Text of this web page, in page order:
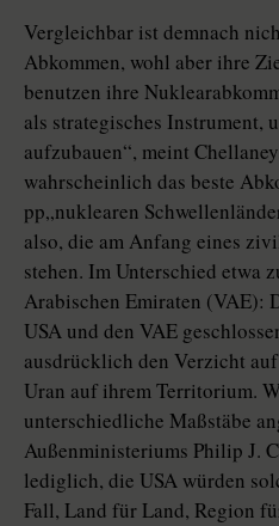
Vergleichbar ist demnach
Abkommen, wohl aber ihre
benutzen ihre
als strategisches Instrument,
aufzubauen“, meint
wahrscheinlich das beste
pp„nuklearen
also, die am Anfang eines
stehen. Im Unterschied etwa
Arabischen Emiraten (VAE):
USA und den VAE
ausdrücklich den Verzicht
Uran auf ihrem Territorium.
unterschiedliche Maßstäbe
Außenministeriums Philip J.
lediglich, die USA würden
Fall, Land für Land, Region